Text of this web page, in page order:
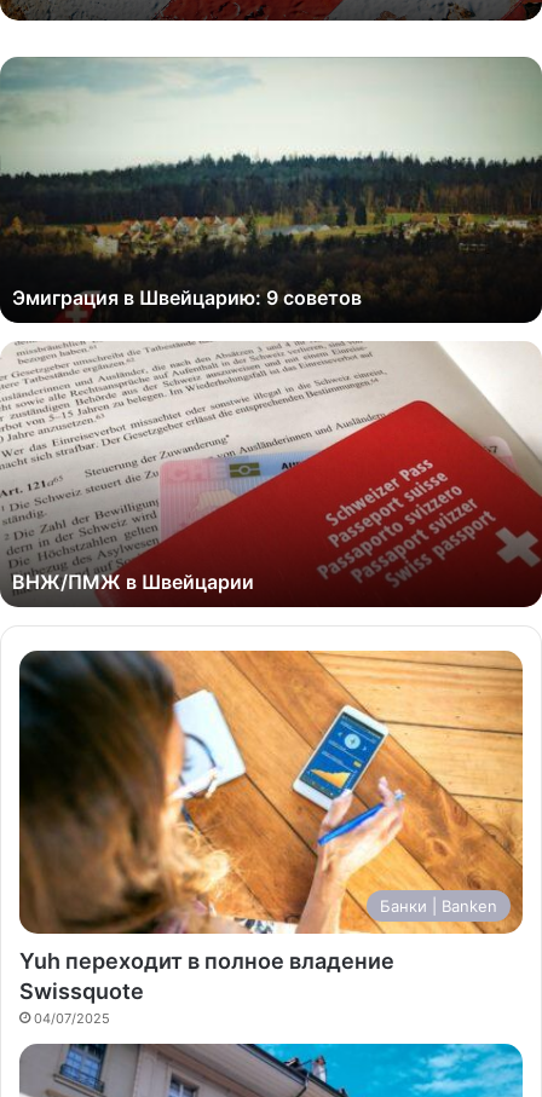
Эмиграция в Швейцарию: 9 советов
ВНЖ/ПМЖ в Швейцарии
Банки | Banken
Yuh переходит в полное владение
Swissquote
04/07/2025